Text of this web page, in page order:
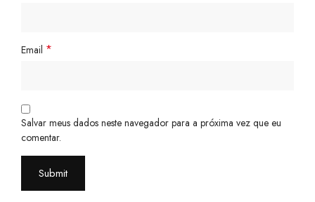
Email *
Salvar meus dados neste navegador para a próxima vez que eu
comentar.